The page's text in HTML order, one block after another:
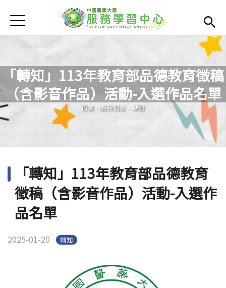
首頁
學務處首頁(link is external)
Open
Open
最新消息
Open submenu (相關連結)
Open submenu (活動集錦)
Open submenu (服務智庫)
服務智庫
服學專刊
Jump to Navigation
Jump to Main content
「轉知」113年教育部品德教育徵稿
（含影音作品）活動-入選作品名單
您在這裡
首頁 - 最新消息 - 轉知
「轉知」113年教育部品德教育
徵稿（含影音作品）活動-入選作
品名單
2025-01-20 轉知